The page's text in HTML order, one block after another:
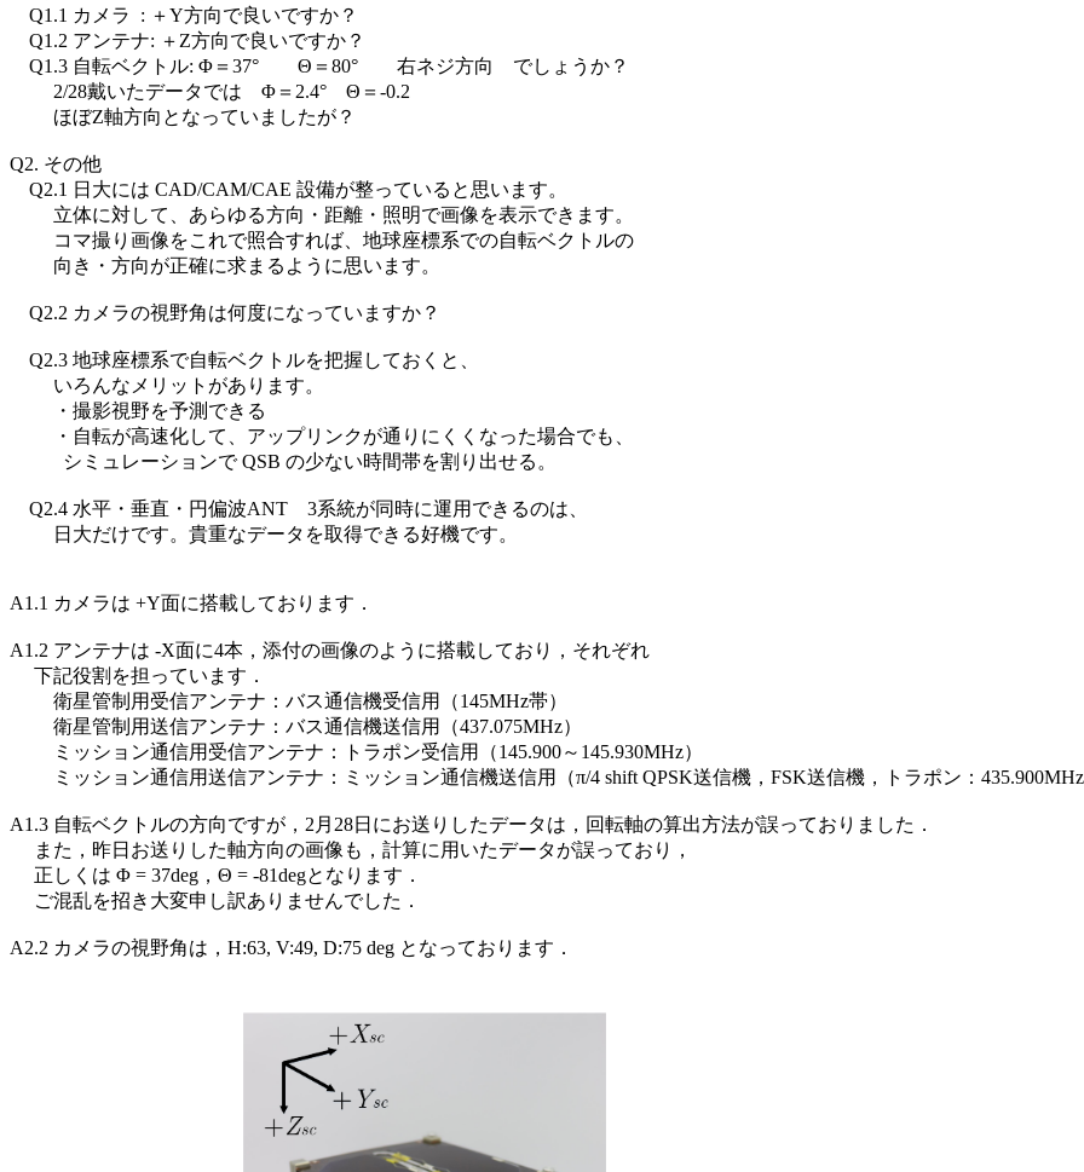
    Q1.1 カメラ  : ＋Y方向で良いですか？
    Q1.2 アンテナ: ＋Z方向で良いですか？
    Q1.3 自転ベクトル: Φ＝37°　　Θ＝80°　　右ネジ方向　でしょうか？
         2/28戴いたデータでは　Φ＝2.4°　Θ＝-0.2
         ほぼZ軸方向となっていましたが？
Q2. その他
    Q2.1 日大には CAD/CAM/CAE 設備が整っていると思います。
         立体に対して、あらゆる方向・距離・照明で画像を表示できます。
         コマ撮り画像をこれで照合すれば、地球座標系での自転ベクトルの
         向き・方向が正確に求まるように思います。
    Q2.2 カメラの視野角は何度になっていますか？
    Q2.3 地球座標系で自転ベクトルを把握しておくと、
         いろんなメリットがあります。
         ・撮影視野を予測できる
         ・自転が高速化して、アップリンクが通りにくくなった場合でも、
           シミュレーションで QSB の少ない時間帯を割り出せる。
    Q2.4 水平・垂直・円偏波ANT　3系統が同時に運用できるのは、
         日大だけです。貴重なデータを取得できる好機です。
A1.1 カメラは +Y面に搭載しております．
A1.2 アンテナは -X面に4本，添付の画像のように搭載しており，それぞれ
     下記役割を担っています．
         衛星管制用受信アンテナ：バス通信機受信用（145MHz帯）
         衛星管制用送信アンテナ：バス通信機送信用（437.075MHz）
         ミッション通信用受信アンテナ：トラポン受信用（145.900～145.930MHz）
ミッション通信用送信アンテナ：ミッション通信機送信用（π/4 shift QPSK送信機，FSK送信機，トラポン：
A1.3 自転ベクトルの方向ですが，2月28日にお送りしたデータは，回転軸の算出方法が誤っておりました．
     また，昨日お送りした軸方向の画像も，計算に用いたデータが誤っており，
     正しくは Φ = 37deg，Θ = -81degとなります．
     ご混乱を招き大変申し訳ありませんでした．
A2.2 カメラの視野角は，H:63, V:49, D:75 deg となっております．